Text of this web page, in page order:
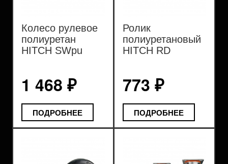
Колесо рулевое
полиуретан
HITCH SWpu
1 468 ₽
ПОДРОБНЕЕ
Ролик
полиуретановый
HITCH RD
773 ₽
ПОДРОБНЕЕ